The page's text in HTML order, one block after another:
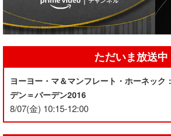
ただいま放送中
ヨーヨー・マ＆マンフレート・ホーネック
デン＝バーデン2016
8/07(金) 10:15-12:00